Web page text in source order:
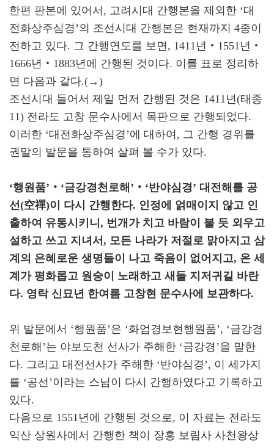
한편 판본에 있어서, 고려시대 간행본을 제외한 ‘대
전화상주심경’의 조선시대 간행본은 현재까지 4종이
전하고 있다. 그 간행연도를 보면, 1411년‧1551년‧
1666년‧1883년에 간행된 것이다. 이를 표로 정리하
면 다음과 같다.(→)
조선시대 들어서 제일 먼저 간행된 것은 1411년(태종
11) 전라도 고창 문수사에서 목판으로 간행되었다.
이러한 ‘대전화상주심경’에 대하여, 그 간행 경위를
권말의 발문을 통하여 살펴 볼 수가 있다.
‘행원품’‧‘금강경천로해’‧‘반야심경’ 대전해를 공
선(空禪)이 다시 간행한다. 인정에 얽매이지 않고 인
출하여 유통시키니, 번개가 치고 바람이 불 듯 외우고
설하고 쓰고 지녀서, 모든 나라가 저절로 맑아지고 삼
계의 은혜로운 생명들이 나고 죽음이 없어지고, 온 세
계가 평화롭고 원숭이 노래하고 새들 지저귀길 바란
다. 영락 신묘년 한여름 고창현 문수사에 보관하다.
위 발문에서 ‘행원품’은 ‘화엄경보현행원품’, ‘금강경
천로해’는 야보도천 선사가 주해한 ‘금강경’을 말한
다. 그리고 대전선사가 주해한 ‘반야심경’, 이 세가지
를 ‘공선’이라는 스님이 다시 간행하였다고 기록하고
있다.
다음으로 1551년에 간행된 것으로, 이 자료는 전라도
익산 상원사에서 간행한 책이 장흥 보림사 사천왕상